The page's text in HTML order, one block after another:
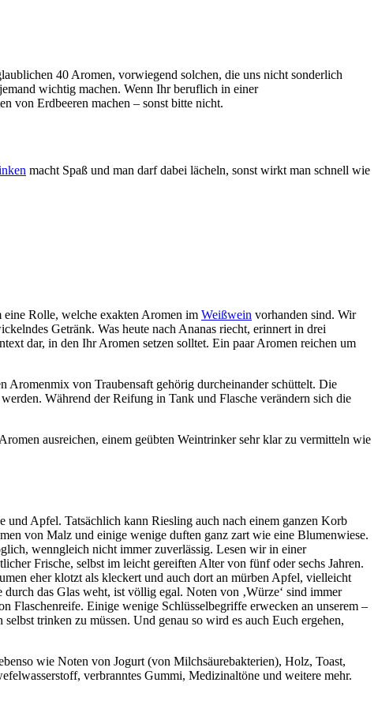
40 Aromen, vorwiegend solchen, die uns nicht sonderlich
wichtig machen. Wenn Ihr beruflich in einer
von Erdbeeren machen – sonst bitte nicht.
macht Spaß und man darf dabei lächeln, sonst wirkt man schnell wie
eine Rolle, welche exakten Aromen im Weißwein vorhanden sind. Wir
Getränk. Was heute nach Ananas riecht, erinnert in drei
dar, in den Ihr Aromen setzen solltet. Ein paar Aromen reichen um
Aromenmix von Traubensaft gehörig durcheinander schüttelt. Die
Während der Reifung in Tank und Flasche verändern sich die
ausreichen, einem geübten Weintrinker sehr klar zu vermitteln wie
Apfel. Tatsächlich kann Riesling auch nach einem ganzen Korb
von Malz und einige wenige duften ganz zart wie eine Blumenwiese.
wenngleich nicht immer zuverlässig. Lesen wir in einer
Frische, selbst im leicht gereiften Alter von fünf oder sechs Jahren.
eher klotzt als kleckert und auch dort an mürben Apfel, vielleicht
das Glas weht, ist völlig egal. Noten von ‚Würze‘ sind immer
Flaschenreife. Einige wenige Schlüsselbegriffe erwecken an unserem –
trinken zu müssen. Und genau so wird es auch Euch ergehen,
wie Noten von Jogurt (von Milchsäurebakterien), Holz, Toast,
verbranntes Gummi, Medizinaltöne und weitere mehr.